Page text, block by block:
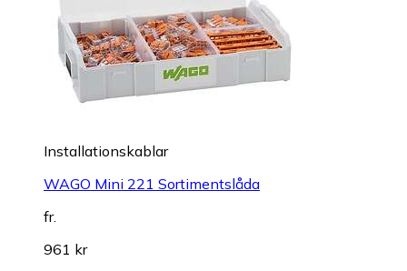
Installationskablar
WAGO Mini 221 Sortimentslåda
fr.
961 kr